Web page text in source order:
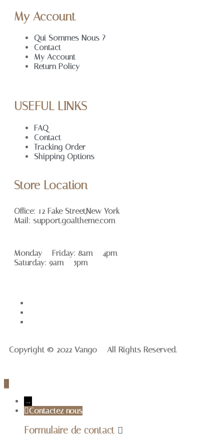
My Account
Qui Sommes Nous ?
Contact
My Account
Return Policy
USEFUL LINKS
FAQ
Contact
Tracking Order
Shipping Options
Store Location
Office: 12 Fake Street,New York
Mail: support.goaltheme.com
Monday – Friday: 8am – 4pm
Saturday: 9am – 5pm
Copyright © 2022 Vango – All Rights Reserved.
→
Contactez nous
Formulaire de contact